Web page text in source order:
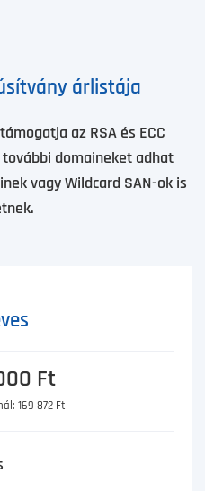
árlistája
az RSA és ECC
domaineket adhat
vagy Wildcard SAN-ok is
Ft
169 872 Ft